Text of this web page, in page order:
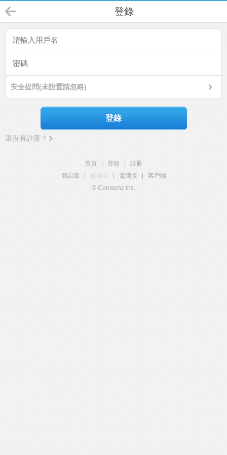
登錄
安全提問(未設置請忽略)
登錄
還沒有註冊？
首頁 登錄
註冊
簡易版
觸屏版 電腦版
客戶端
© Comsenz Inc.